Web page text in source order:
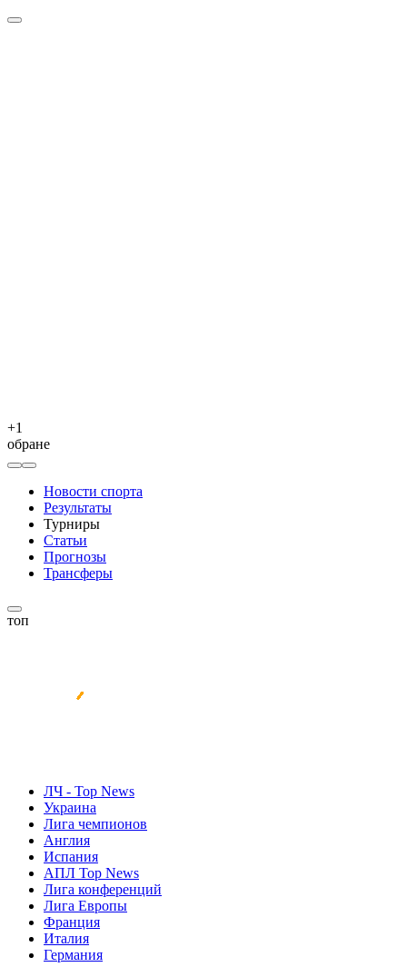
+1
обране
Новости спорта
Результаты
Турниры
Статьи
Прогнозы
Трансферы
топ
ЛЧ - Top News
Украина
Лига чемпионов
Англия
Испания
АПЛ Top News
Лига конференций
Лига Европы
Франция
Италия
Германия